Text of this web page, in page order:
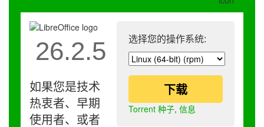
选择您的操作系统:
下载
Torrent 种子, 信息
26.2.5
如果您是技术
热衷者、早期
使用者、或者